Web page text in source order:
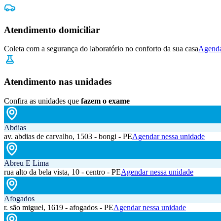
Atendimento domiciliar
Coleta com a segurança do laboratório no conforto da sua casa
Atendimento nas unidades
Confira as unidades que fazem o exame
Abdias
av. abdias de carvalho, 1503 - bongi - PEAgendar nessa unidade
Abreu E Lima
rua alto da bela vista, 10 - centro - PEAgendar nessa unidade
Afogados
r. são miguel, 1619 - afogados - PEAgendar nessa unidade